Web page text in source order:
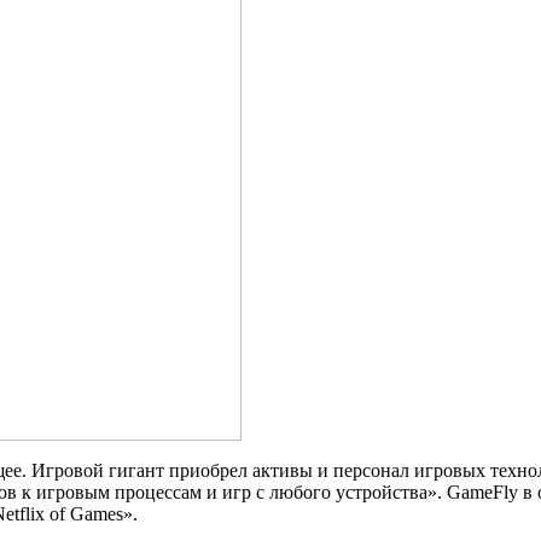
гигант приобрел активы и персонал игровых
к игровым процессам и игр с любого устройства». GameFly в
of Games».